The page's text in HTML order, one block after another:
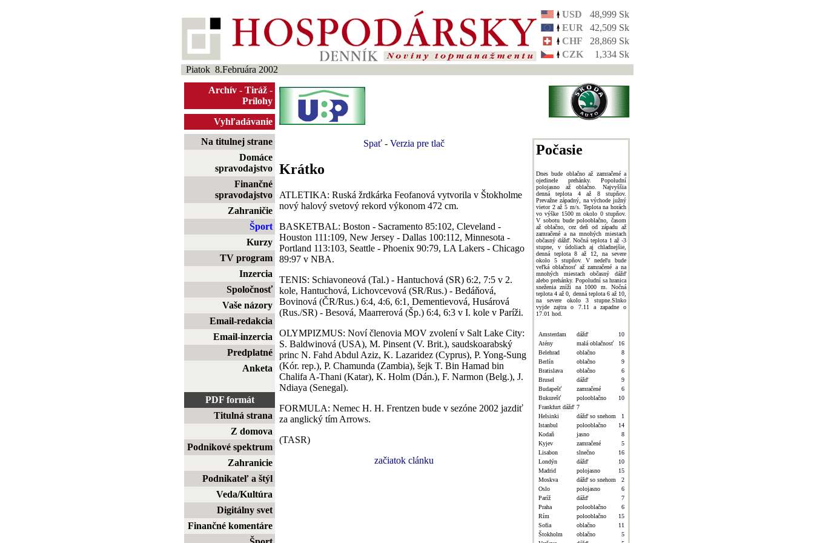
USD
48,999 Sk
EUR
42,509 Sk
CHF
28,869 Sk
CZK
1,334 Sk
Piatok 8.Februára 2002
Archív - Tiráž -
Prílohy
Vyhľadávanie
Na titulnej strane
Domáce
spravodajstvo
Finančné
spravodajstvo
Zahraničie
Šport
Kurzy
TV program
Inzercia
Spoločnosť
Vaše názory
Email-redakcia
Email-inzercia
Predplatné
Anketa
PDF formát
Titulná strana
Z domova
Podnikové spektrum
Zahranicie
Podnikateľ a štýl
Veda/Kultúra
Digitálny svet
Finančné komentáre
Spať- Verzia pre tlač
Krátko
ATLETIKA: Ruská žrdkárka Feofanová vytvorila v Štokholme
nový halový svetový rekord výkonom 472 cm.
BASKETBAL: Boston - Sacramento 85:102, Cleveland -
Houston 111:109, New Jersey - Dallas 100:112, Minnesota -
Portland 113:103, Seattle - Phoenix 90:79, LA Lakers - Chicago
89:97 v NBA.
TENIS: Schiavoneová (Tal.) - Hantuchová (SR) 6:2, 7:5 v 2.
kole, Hantuchová, Lichovcevová (SR/Rus.) - Bedáňová,
Bovinová (ČR/Rus.) 6:4, 4:6, 6:1, Dementievová, Husárová
(Rus./SR) - Besová, Maarrerová (Šp.) 6:4, 6:3 v I. kole v Paríži.
OLYMPIZMUS: Noví členovia MOV zvolení v Salt Lake City:
S. Baldwinová (USA), M. Pinsent (V. Brit.), saudskoarabský
princ N. Fahd Abdul Aziz, K. Lazaridez (Cyprus), P. Yong-Sung
(Kór. rep.), P. Chamunda (Zambia), šejk T. Bin Hamad bin
Chalifa A-Thani (Katar), K. Holm (Dán.), F. Narmon (Belg.), J.
Ndiaya (Senegal).
FORMULA: Nemec H. H. Frentzen bude v sezóne 2002 jazdiť
za anglický tím Arrows.
(TASR)
začiatok clánku
Počasie
Dnes bude oblačno až zamračené a
ojedinele prehánky. Popoludní
polojasno až oblačno. Najvyššia
denná teplota 4 až 8 stupňov.
Prevažne západný, na východe južný
vietor 2 až 5 m/s. Teplota na horách
vo výške 1500 m okolo 0 stupňov.
V sobotu bude polooblačno, časom
až oblačno, cez deň od západu až
zamračené a na mnohých miestach
občasný dážď. Nočná teplota 1 až -3
stupne, v údoliach aj chladnejšie,
denná teplota 8 až 12, na severe
okolo 5 stupňov. V nedeľu bude
veľká oblačnosť až zamračené a na
mnohých miestach občasný dážď
alebo prehánky. Popoludní sa hranica
sneženia zníži na 1000 m. Nočná
teplota 4 až 0, denná teplota 6 až 10,
na severe okolo 3 stupne.Slnko
vyjde zajtra o 7.11 a zapadne o
17.01 hod.
Amsterdam dážď
10
Atény
malá oblačnosť
16
Belehrad
oblačno
8
Berlín
oblačno
9
Bratislava
oblačno
6
Brusel
dážď
9
Budapešť
zamračené
6
Bukurešť
polooblačno
10
Frankfurt dážď 7
Helsinki
dážď so snehom
1
Istanbul
polooblačno
14
Kodaň
jasno
8
Kyjev
zamračené
5
Lisabon
slnečno
16
Londýn
dážď
10
Madrid
polojasno
15
Moskva
dážď so snehom
2
Oslo
polojasno
6
Paríž
dážď
7
Praha
polooblačno
6
Rím
polooblačno
15
Sofia
oblačno
11
Štokholm
oblačno
5